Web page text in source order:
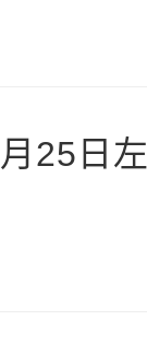
25日